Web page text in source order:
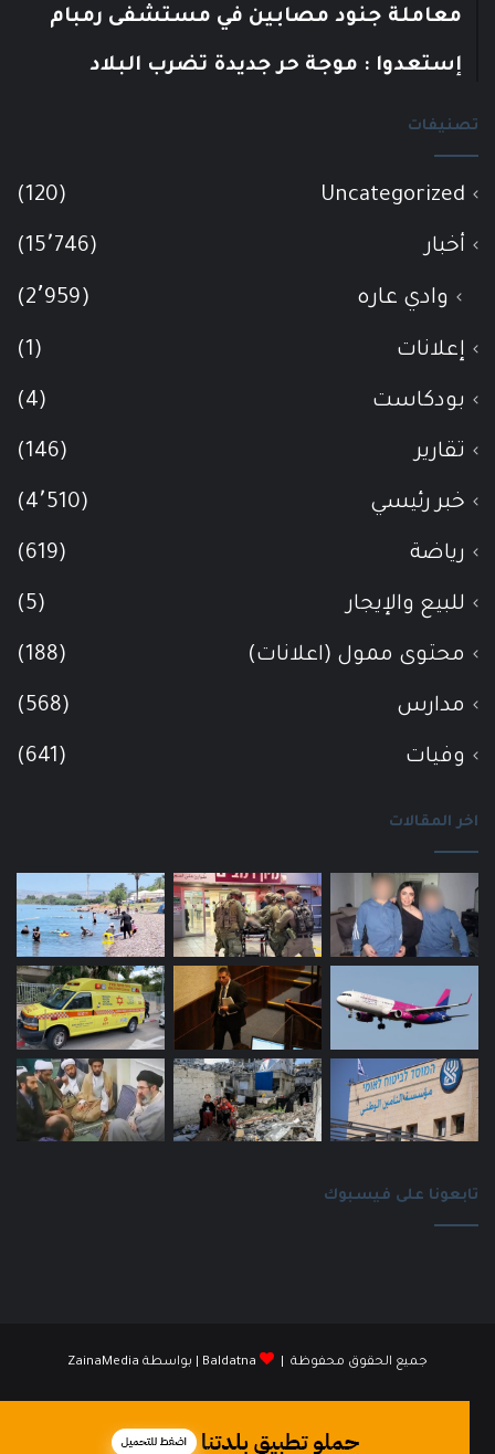
معاملة جنود مصابين في مستشفى رمبام
إستعدوا : موجة حر جديدة تضرب البلاد
تصنيفات
Uncategorized
(120)
أخبار (15٬746)
وادي عاره (2٬959)
إعلانات (1)
بودكاست (4)
تقارير (146)
خبر رئيسي (4٬510)
رياضة (619)
للبيع والإيجار (5)
محتوى ممول (اعلانات) (188)
مدارس (568)
وفيات (641)
اخر المقالات
تابعونا على فيسبوك
جميع الحقوق محفوظة | Baldatna | بواسطة ZainaMedia